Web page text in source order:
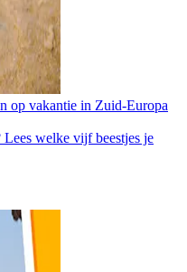
op vakantie in Zuid-Europa
welke vijf beestjes je